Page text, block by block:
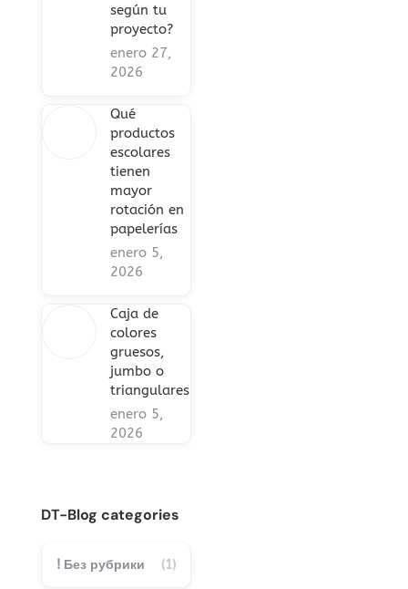
según tu
proyecto?
enero 27,
2026
Qué
productos
escolares
tienen
mayor
rotación en
papelerías
enero 5,
2026
Caja de
colores
gruesos,
jumbo o
triangulares
enero 5,
2026
DT-Blog categories
! Без рубрики (1)